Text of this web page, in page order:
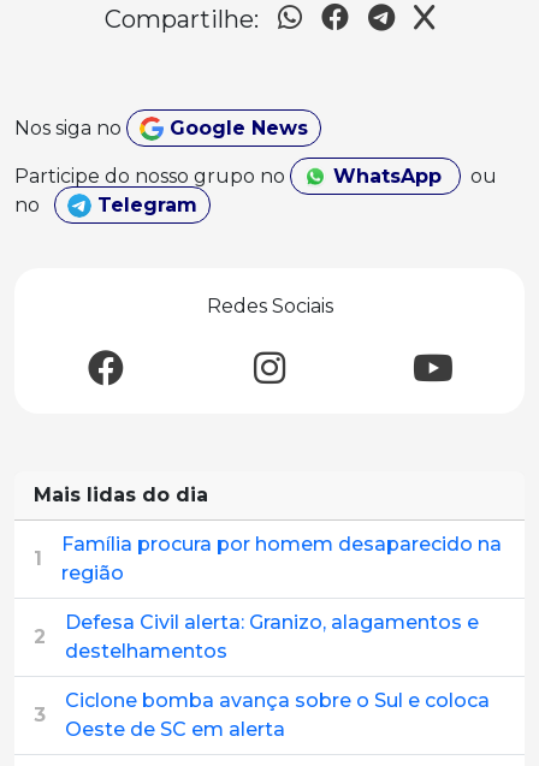
Compartilhe:
Nos siga no Google News
Participe do nosso grupo no WhatsApp
ou
no
Telegram
Redes Sociais
Mais lidas do dia
1
Família procura por homem desaparecido na
região
2
Defesa Civil alerta: Granizo, alagamentos e
destelhamentos
3
Ciclone bomba avança sobre o Sul e coloca
Oeste de SC em alerta